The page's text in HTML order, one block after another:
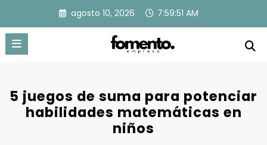
contenido
agosto 10, 2026 7:59:52 AM
5 juegos de suma para potenciar
habilidades matemáticas en
niños